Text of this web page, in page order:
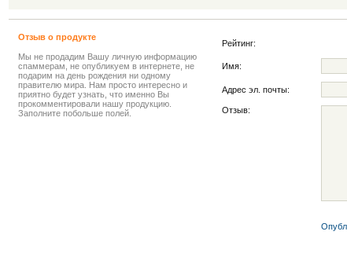
Отзыв о продукте
Мы не продадим Вашу личную информацию
спаммерам, не опубликуем в интернете, не
подарим на день рождения ни одному
правителю мира. Нам просто интересно и
приятно будет узнать, что именно Вы
прокомментировали нашу продукцию.
Заполните побольше полей.
Рейтинг:
Имя:
Адрес эл. почты:
Отзыв: